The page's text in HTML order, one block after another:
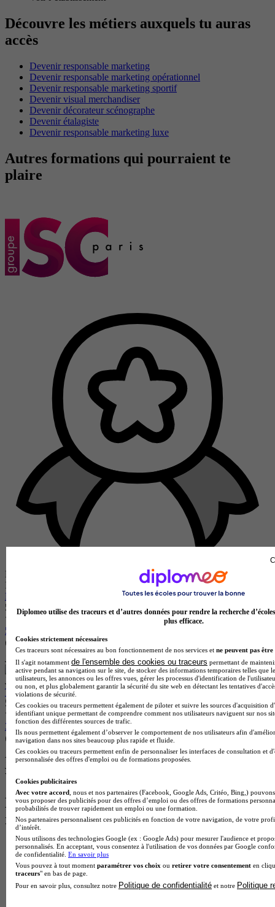
Découvre les métiers auxquels tu auras
accès
Devenir responsable marketing
Devenir responsable marketing opérationnel
Devenir responsable marketing sportif
Devenir visual merchandiser
Devenir décorateur scénographe
Devenir étalagiste
Devenir responsable marketing luxe
Autres formations qui pourraient te
plaire
École partenaire
ISC Orléans
Bachelor 2 - Sport & Communication
5.0
5 avis
Orléans 45000
Je m’informe gratuitement
Jump
Titre pro niv. 5 - Négociateur Technico-Commercial Sport
5.0
3 avis
Boulogne-Billancourt 92100
Alternance
Je m’informe gratuitement
Voir plus de formations similaires
Les intitulés de diplôme les plus
recherchés
Master Marketing Digital
BTS Ndrc
BTS Mco
Master Data science
Master Meef
Diplomeo utilise des traceurs et d’autres données pour rendre la recherche
plus efficace.
Cookies strictement nécessaires
Ces traceurs sont nécessaires au bon fonctionnement de nos services et ne peuvent pas être
Il s'agit notamment de l'ensemble des cookies ou traceurs permettant de
active pendant sa navigation sur le site, de stocker des informations temporaires telles que
utilisateurs, les annonces ou les offres vues, gérer les processus d'identification de
ou non, et plus globalement garantir la sécurité du site web en détectant les tentatives
violations de sécurité.
Ces cookies ou traceurs permettent également de piloter et suivre les sources d'acquisition
identifiant unique permettant de comprendre comment nos utilisateurs naviguent sur nos
fonction des différentes sources de trafic.
Ils nous permettent également d’observer le comportement de nos utilisateurs afin
navigation dans nos sites beaucoup plus rapide et fluide.
Ces cookies ou traceurs permettent enfin de personnaliser les interfaces de consultation et
personnalisée des offres d'emploi ou de formations proposées.
Cookies publicitaires
Avec votre accord , nous et nos partenaires (Facebook, Google Ads, Critéo, Bing,)
vous proposer des publicités pour des offres d’emploi ou des offres de formations
probabilités de trouver rapidement un emploi ou une formation.
Nos partenaires personnalisent ces publicités en fonction de votre navigation, de votre
d’intérêt.
Nous utilisons des technologies Google (ex : Google Ads) pour mesurer l'audience et
personnalisés. En acceptant, vous consentez à l'utilisation de vos données par Google
de confidentialité. En savoir plus
Vous pouvez à tout moment paramétrer vos choix ou retirer votre consentement en
traceurs" en bas de page.
Pour en savoir plus, consultez notre Politique de confidentialité et notre Politique